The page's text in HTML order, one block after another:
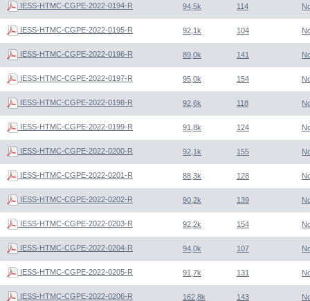
IESS-HTMC-CGPE-2022-0194-R 94,5k 114
IESS-HTMC-CGPE-2022-0195-R 92,1k 104
IESS-HTMC-CGPE-2022-0196-R 89,0k 141
IESS-HTMC-CGPE-2022-0197-R 95,0k 154
IESS-HTMC-CGPE-2022-0198-R 92,6k 118
IESS-HTMC-CGPE-2022-0199-R 91,8k 124
IESS-HTMC-CGPE-2022-0200-R 92,1k 155
IESS-HTMC-CGPE-2022-0201-R 88,3k 128
IESS-HTMC-CGPE-2022-0202-R 90,2k 139
IESS-HTMC-CGPE-2022-0203-R 92,2k 154
IESS-HTMC-CGPE-2022-0204-R 94,0k 107
IESS-HTMC-CGPE-2022-0205-R 91,7k 131
IESS-HTMC-CGPE-2022-0206-R 162,8k 143